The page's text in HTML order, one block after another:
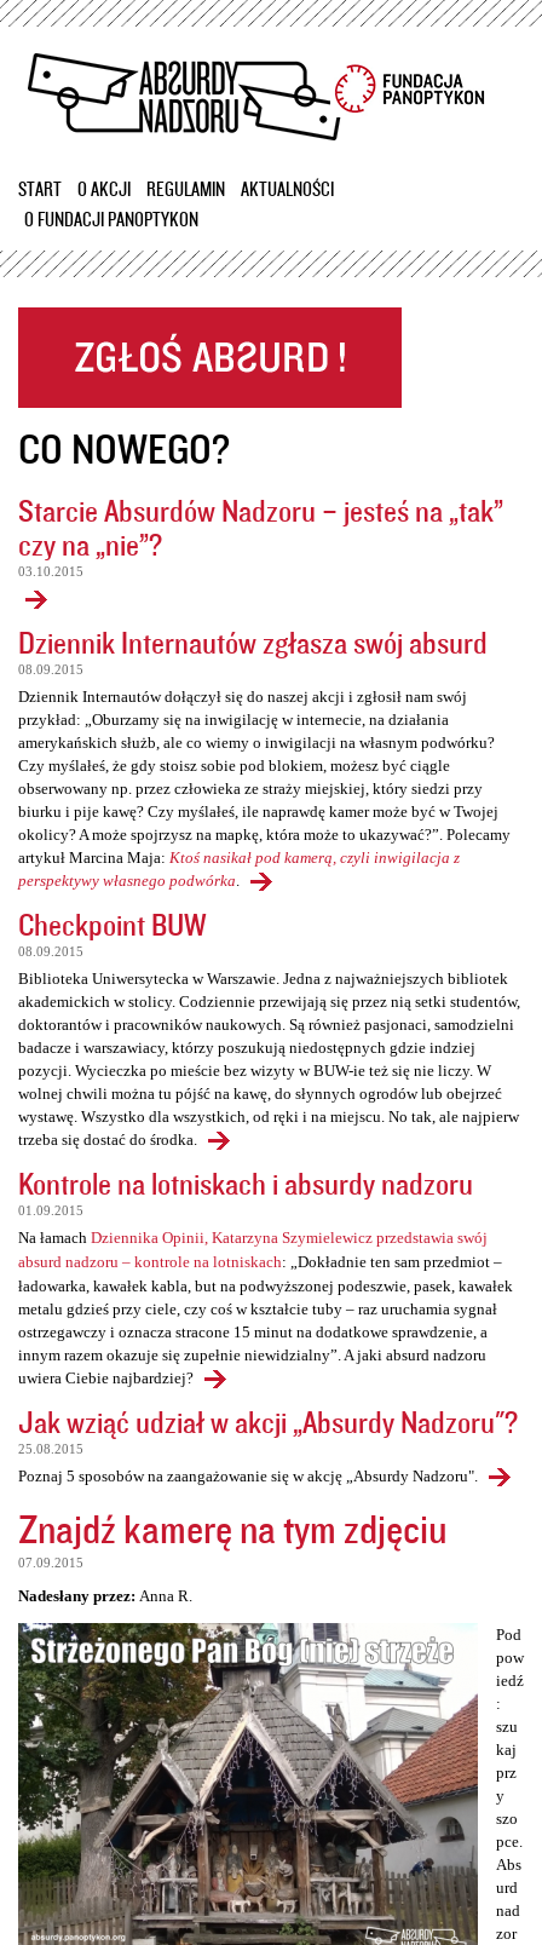
Przejdź
treści
START O AKCJI REGULAMIN
AKTUALNOŚCI
O FUNDACJI PANOPTYKON
CO NOWEGO?
Starcie Absurdów Nadzoru – jesteś na „tak”
czy na „nie”?
03.10.2015
Dziennik Internautów zgłasza swój absurd
08.09.2015
Dziennik Internautów dołączył się do naszej akcji i zgłosił nam swój
przykład: „Oburzamy się na inwigilację w internecie, na działania
amerykańskich służb, ale co wiemy o inwigilacji na własnym podwórku?
Czy myślałeś, że gdy stoisz sobie pod blokiem, możesz być ciągle
obserwowany np. przez człowieka ze straży miejskiej, który siedzi przy
biurku i pije kawę? Czy myślałeś, ile naprawdę kamer może być w Twojej
okolicy? A może spojrzysz na mapkę, która może to ukazywać?”. Polecamy
artykuł Marcina Maja: Ktoś nasikał pod kamerą, czyli inwigilacja z
perspektywy własnego podwórka
Checkpoint BUW
08.09.2015
Biblioteka Uniwersytecka w Warszawie. Jedna z najważniejszych bibliotek
akademickich w stolicy. Codziennie przewijają się przez nią setki studentów,
doktorantów i pracowników naukowych. Są również pasjonaci, samodzielni
badacze i warszawiacy, którzy poszukują niedostępnych gdzie indziej
pozycji. Wycieczka po mieście bez wizyty w BUW-ie też się nie liczy. W
wolnej chwili można tu pójść na kawę, do słynnych ogrodów lub obejrzeć
wystawę. Wszystko dla wszystkich, od ręki i na miejscu. No tak, ale najpierw
trzeba się dostać do środka.
Kontrole na lotniskach i absurdy nadzoru
01.09.2015
Na łamach Dziennika Opinii, Katarzyna Szymielewicz przedstawia swój
absurd nadzoru – kontrole na lotniskach: „Dokładnie ten sam przedmiot –
ładowarka, kawałek kabla, but na podwyższonej podeszwie, pasek, kawałek
metalu gdzieś przy ciele, czy coś w kształcie tuby – raz uruchamia sygnał
ostrzegawczy i oznacza stracone 15 minut na dodatkowe sprawdzenie, a
innym razem okazuje się zupełnie niewidzialny”. A jaki absurd nadzoru
uwiera Ciebie najbardziej?
Jak wziąć udział w akcji „Absurdy Nadzoru"?
25.08.2015
Poznaj 5 sposobów na zaangażowanie się w akcję „Absurdy Nadzoru".
Znajdź kamerę na tym zdjęciu
07.09.2015
Nadesłany przez: Anna R.
Pod
pow
iedź
:
szu
kaj
prz
y
szo
pce.
Abs
urd
nad
zor